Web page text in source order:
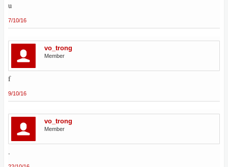
u
7/10/16
vo_trong
Member
f
9/10/16
vo_trong
Member
.